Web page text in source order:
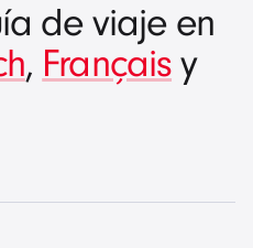
de viaje en
, Françaisy